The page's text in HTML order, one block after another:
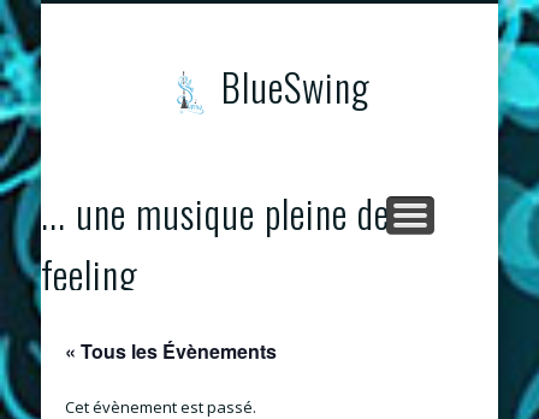
BlueSwing
... une musique pleine de
feeling
« Tous les Évènements
Cet évènement est passé.